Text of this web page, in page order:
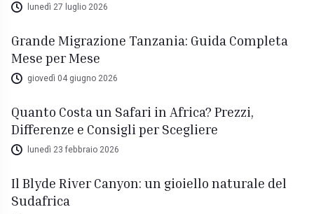
lunedì 27 luglio 2026
Grande Migrazione Tanzania: Guida Completa
Mese per Mese
giovedì 04 giugno 2026
Quanto Costa un Safari in Africa? Prezzi,
Differenze e Consigli per Scegliere
lunedì 23 febbraio 2026
Il Blyde River Canyon: un gioiello naturale del
Sudafrica